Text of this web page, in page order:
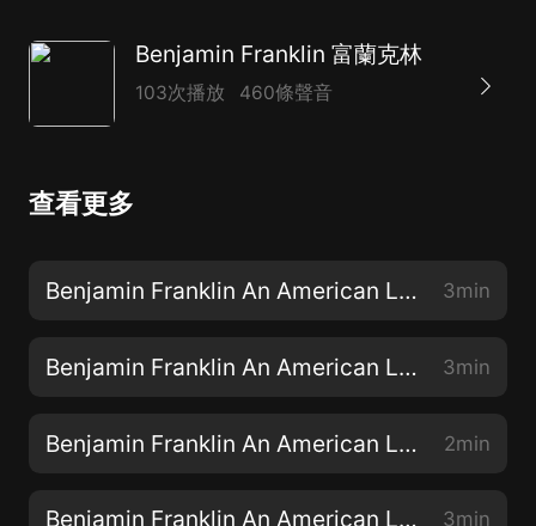
Benjamin Franklin 富蘭克林
103次播放 460條聲音
查看更多
Benjamin Franklin An American Life - 001 3min
Benjamin Franklin An American Life - 002 3min
Benjamin Franklin An American Life - 003 2min
Benjamin Franklin An American Life - 004 3min